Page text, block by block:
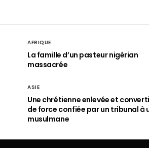
AFRIQUE
La famille d’un pasteur nigérian
massacrée
ASIE
Une chrétienne enlevée et
de force confiée par un tribunal à
musulmane